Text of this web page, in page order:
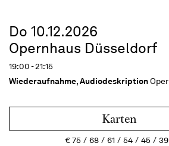
Do 10.12.2026
Opernhaus Düsseldorf
19:00 - 21:15
Wiederaufnahme,AudiodeskriptionOper
Karten
€75 68 61 54 45 39